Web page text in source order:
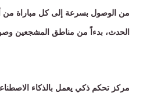
من الوصول بسرعة إلى كل مباراة
الحدث، بدءاً من مناطق المشجعين
مركز تحكم ذكي يعمل بالذكاء